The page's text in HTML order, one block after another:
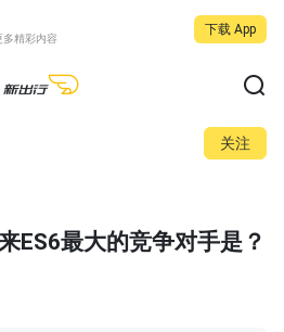
多精彩内容
下载 App
关注
ES6最大的竞争对手是？